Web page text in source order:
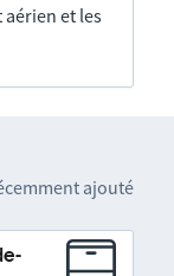
et les
ajouté